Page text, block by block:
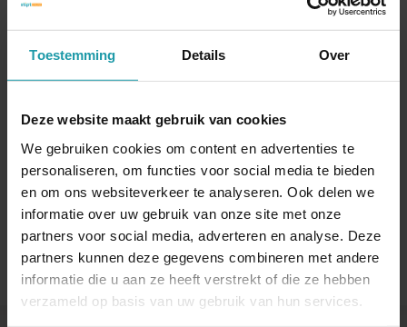
Toestemming Details Over
Deze website maakt gebruik van cookies
We gebruiken cookies om content en advertenties te
personaliseren, om functies voor social media te bieden
en om ons websiteverkeer te analyseren. Ook delen we
informatie over uw gebruik van onze site met onze
partners voor social media, adverteren en analyse. Deze
partners kunnen deze gegevens combineren met andere
informatie die u aan ze heeft verstrekt of die ze hebben
verzameld op basis van uw gebruik van hun services.
facturen van voor 2017. Mochten deze alsnog
betaald worden, dan moet u de teruggevraagde
btw afdragen. Heeft u zelf facturen van 2016 of
daarvan bij uw eerste aangifte van 2018 moet
betalen aan de Belastingdienst.
Gepubliceerd op 24 november 2017
Interessant? Deel dit artikel